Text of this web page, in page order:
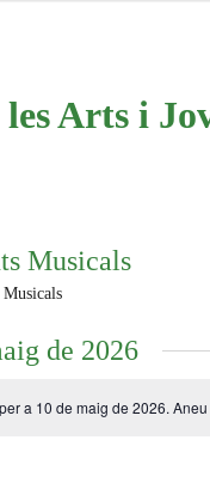
Arts i
Musicals
de 2026
a 10 de maig de 2026.